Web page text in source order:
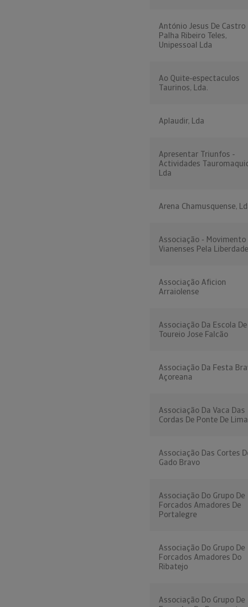
António Jesus De Castro
Palha Ribeiro Teles,
Unipessoal Lda
Ao Quite-espectaculos
Taurinos, Lda.
Aplaudir, Lda
Apresentar Triunfos -
Actividades
Lda
Arena Chamusquense,
Associação - Movimento
Vianenses Pela Liberdade
Associação Aficion
Arraiolense
Associação Da Escola De
Toureio Jose Falcão
Associação Da Festa
Açoreana
Associação Da Vaca Das
Cordas De Ponte De Lima
Associação Das Cortes
Gado Bravo
Associação Do Grupo De
Forcados Amadores De
Portalegre
Associação Do Grupo De
Forcados Amadores Do
Ribatejo
Associação Do Grupo De